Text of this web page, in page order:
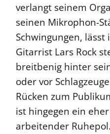
verlangt seinem
seinen Mikrophon-
Schwingungen,
Gitarrist Lars Rock
breitbenig hinter
oder vor
Rücken zum
ist hingegen ein
arbeitender